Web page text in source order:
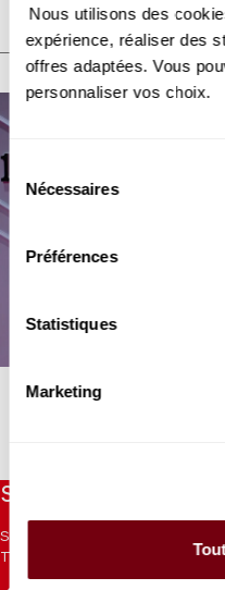
Nous utilisons des
expérience, réaliser des
offres adaptées. Vous
personnaliser vos choix.
du Nécessaires
Préférences
Statistiques
Marketing
VIDEO
Opéra participatif
Une
Une
Stay informed
Sign up for the newsletter to
Theatre.